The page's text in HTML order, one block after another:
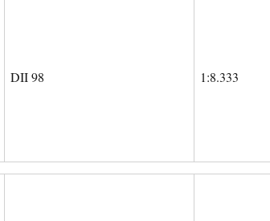
DII 98 1:8.333